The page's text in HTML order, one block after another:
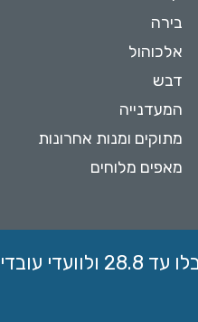
בירה
אלכוהול
דבש
המעדנייה
מתוקים ומנות אחרונות
מאפים מלוחים